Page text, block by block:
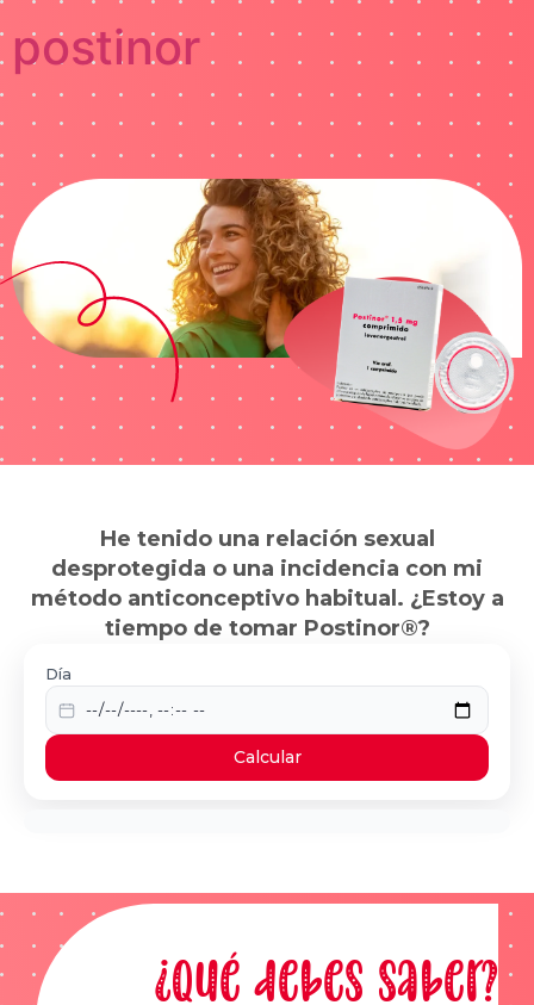
postinor
He tenido una relación sexual
desprotegida o una incidencia con mi
método anticonceptivo habitual. ¿Estoy a
tiempo de tomar Postinor®?
Día
Calcular
¿Qué debes saber?